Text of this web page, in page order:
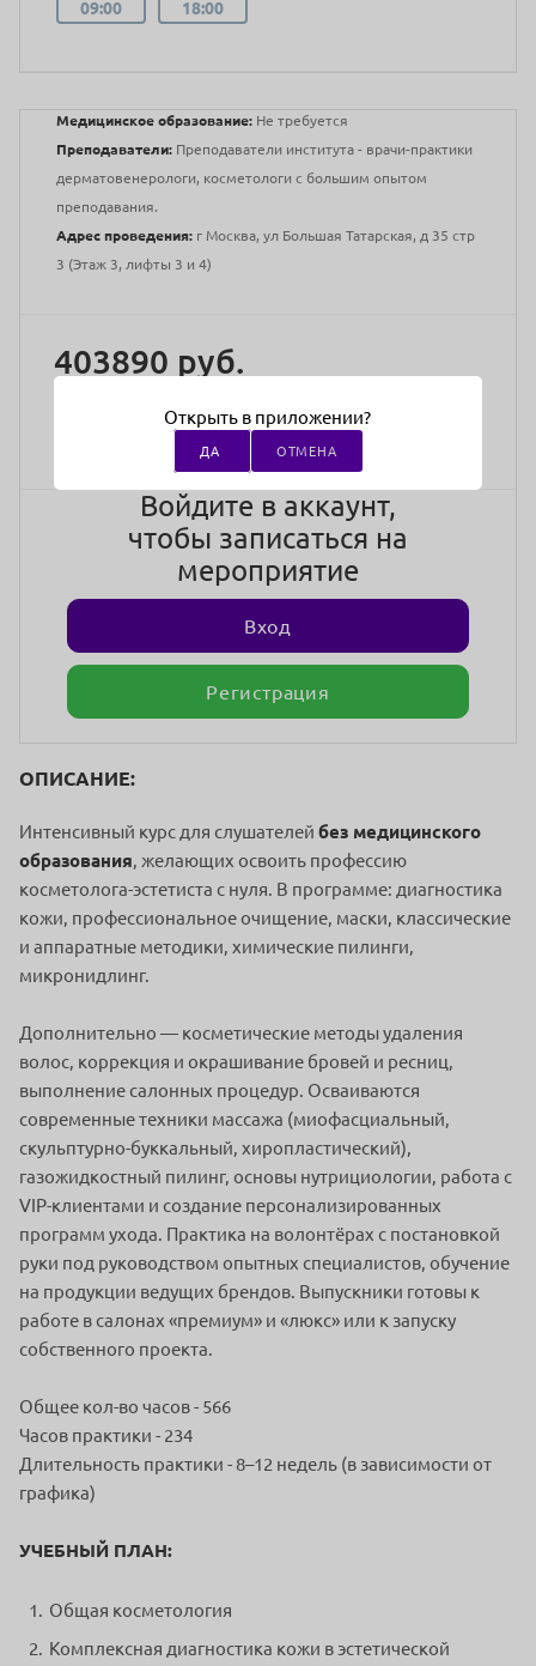
09:00 18:00
Медицинское образование: Не требуется
Преподаватели: Преподаватели института - врачи-практики
дерматовенерологи, косметологи с большим опытом
преподавания.
Адрес проведения: г Москва, ул Большая Татарская, д 35 стр
3 (Этаж 3, лифты 3 и 4)
403890 руб.
Войдите в аккаунт,
чтобы записаться на
мероприятие
Вход
Регистрация
ОПИСАНИЕ:
Интенсивный курс для слушателей без медицинского
образования, желающих освоить профессию
косметолога-эстетиста с нуля. В программе: диагностика
кожи, профессиональное очищение, маски, классические
и аппаратные методики, химические пилинги,
микронидлинг.
Дополнительно — косметические методы удаления
волос, коррекция и окрашивание бровей и ресниц,
выполнение салонных процедур. Осваиваются
современные техники массажа (миофасциальный,
скульптурно-буккальный, хиропластический),
газожидкостный пилинг, основы нутрициологии, работа с
VIP-клиентами и создание персонализированных
программ ухода. Практика на волонтёрах с постановкой
руки под руководством опытных специалистов, обучение
на продукции ведущих брендов. Выпускники готовы к
работе в салонах «премиум» и «люкс» или к запуску
собственного проекта.
Общее кол-во часов - 566
Часов практики - 234
Длительность практики - 8–12 недель (в зависимости от
графика)
УЧЕБНЫЙ ПЛАН:
Общая косметология
Комплексная диагностика кожи в эстетической
Открыть в приложении?
ДА ОТМЕНА